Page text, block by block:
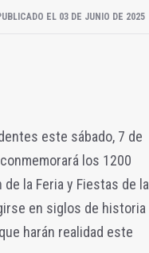
EL 03 DE JUNIO DE 2025
este sábado, 7 de
los 1200
la Feria y Fiestas de la
en siglos de historia
harán realidad este